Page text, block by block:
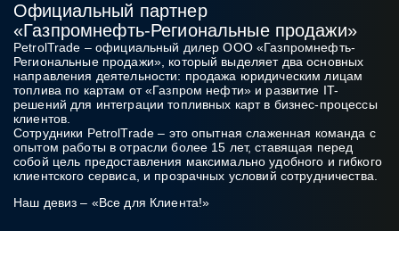
Официальный партнер
«Газпромнефть‑Региональные продажи»
PetrolTrade – официальный дилер ООО «Газпромнефть-
Региональные продажи», который выделяет два основных
направления деятельности: продажа юридическим лицам
топлива по картам от «Газпром нефти» и развитие IT-
решений для интеграции топливных карт в бизнес‑процессы
клиентов.
Сотрудники PetrolTrade – это опытная слаженная команда с
опытом работы в отрасли более 15 лет, ставящая перед
собой цель предоставления максимально удобного и гибкого
клиентского сервиса, и прозрачных условий сотрудничества.
Наш девиз – «Все для Клиента!»